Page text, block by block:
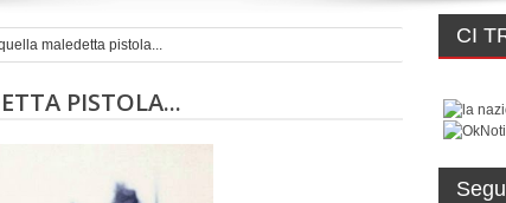
maledetta pistola...
PISTOLA...
CI